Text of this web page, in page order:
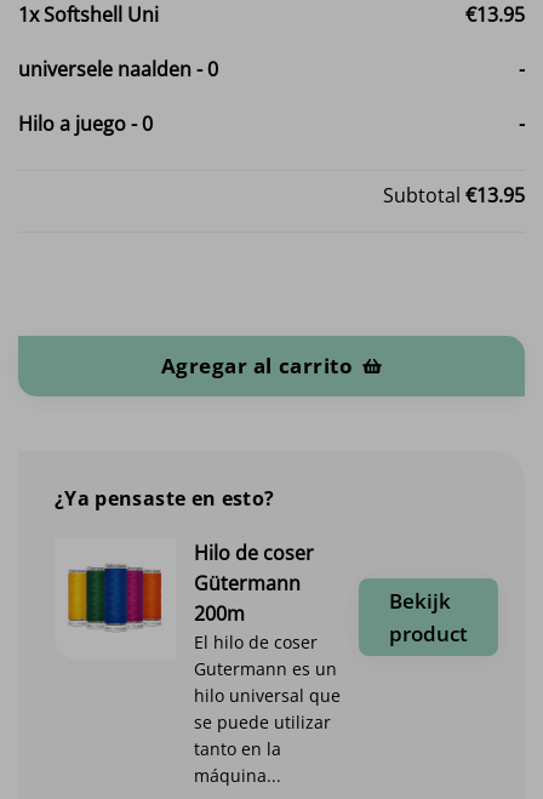
1xSoftshell Uni €13.95
universele naalden-0 -
Hilo a juego-0 -
Subtotal €13.95
Agregar al carrito
¿Ya pensaste en esto?
Hilo de coser
Gütermann
200m
El hilo de coser
Gutermann es un
hilo universal que
se puede utilizar
tanto en la
máquina...
Bekijk
product